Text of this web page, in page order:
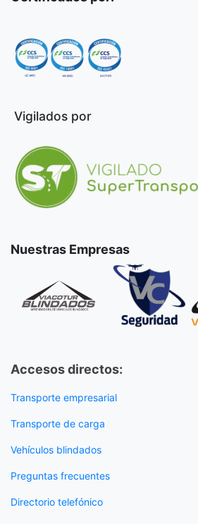
Vigilados por
Nuestras Empresas
Accesos directos:
Transporte empresarial
Transporte de carga
Vehículos blindados
Preguntas frecuentes
Directorio telefónico